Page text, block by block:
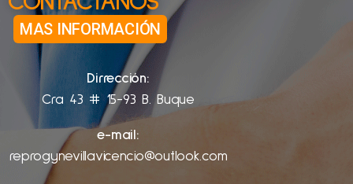
MAS INFORMACIÓN
Dirrección:
Cra 43 # 15-93 B. Buque
e-mail:
reprogynevillavicencio@outlook.com